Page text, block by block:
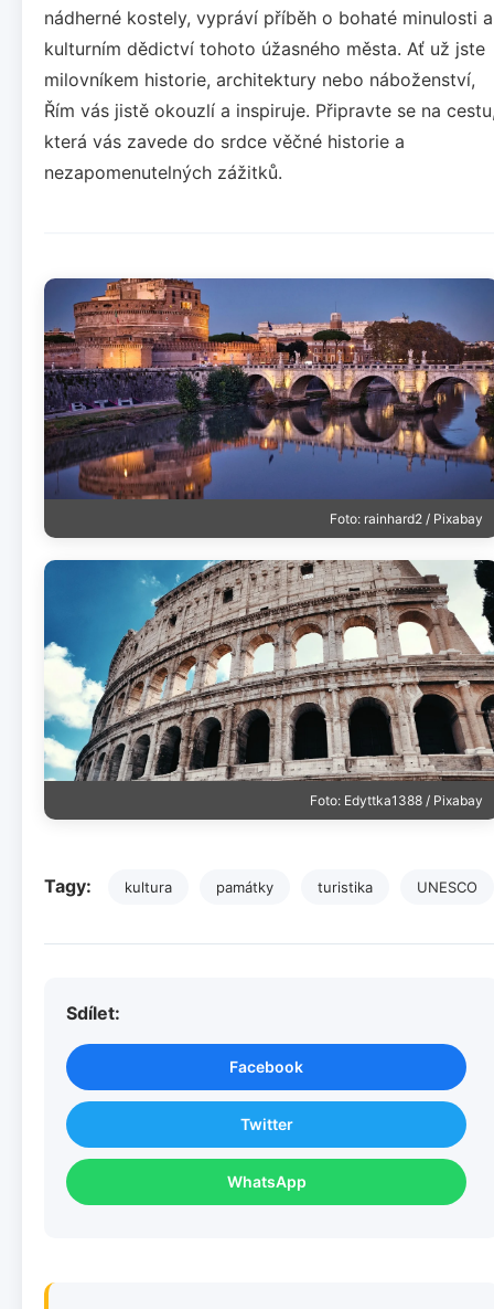
nádherné kostely, vypráví příběh o bohaté minulosti a
kulturním dědictví tohoto úžasného města. Ať už jste
milovníkem historie, architektury nebo náboženství,
Řím vás jistě okouzlí a inspiruje. Připravte se na
která vás zavede do srdce věčné historie a
nezapomenutelných zážitků.
Foto: rainhard2 / Pixabay
Foto: Edyttka1388 / Pixabay
Tagy: kultura památky turistika UNESCO
Sdílet:
Facebook
Twitter
WhatsApp